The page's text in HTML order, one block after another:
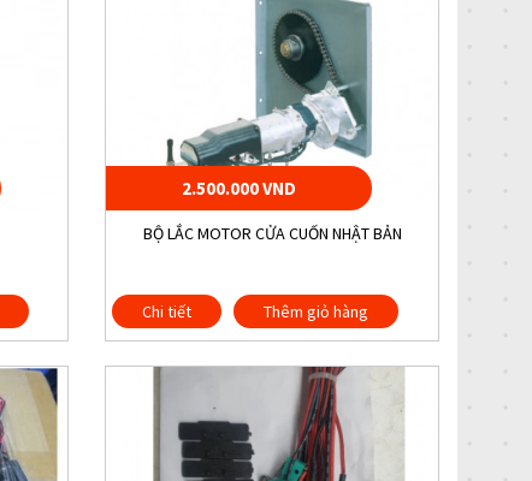
2.500.000 VND
BỘ LẮC MOTOR CỬA CUỐN NHẬT BẢN
Chi tiết Thêm giỏ hàng